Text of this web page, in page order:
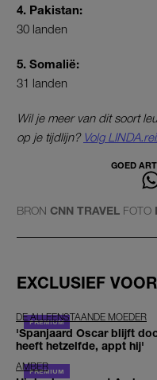
4. Pakistan:
30 landen
5. Somalië:
31 landen
Wil je meer van dit soort
op je tijdlijn? Volg
GOED
BRON CNN TRAVEL FOTO
EXCLUSIEF
DE ALLEENSTAANDE MOEDER
'Spanjaard Oscar blijft
heeft hetzelfde, appt hij'
AMBER